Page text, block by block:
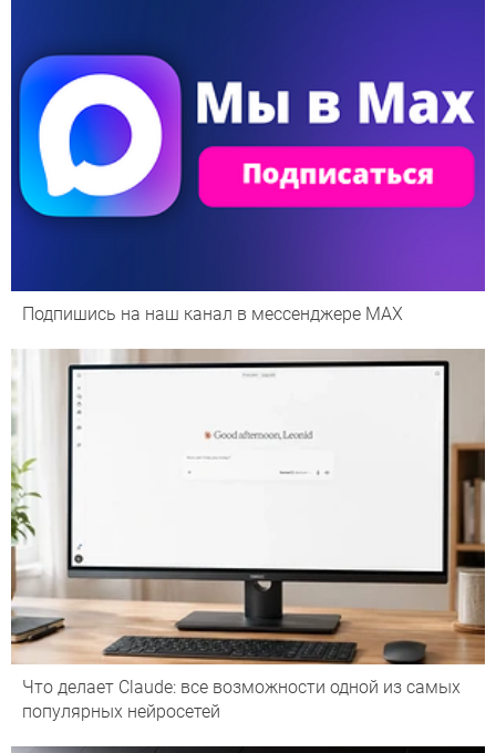
Подпишись на наш канал в мессенджере МАХ
Что делает Сlaude: все возможности одной из самых
популярных нейросетей